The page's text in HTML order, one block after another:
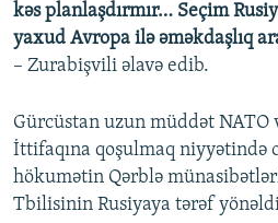
kəs planlaşdırmır… Seçim
yaxud Avropa ilə əməkdaşlıq
– Zurabişvili əlavə edib.
Gürcüstan uzun müddət NATO
İttifaqına qoşulmaq niyyətində
hökumətin Qərblə
Tbilisinin Rusiyaya tərəf